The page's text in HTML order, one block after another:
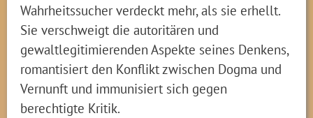
Wahrheitssucher verdeckt mehr, als sie erhellt.
Sie verschweigt die autoritären und
gewaltlegitimierenden Aspekte seines Denkens,
romantisiert den Konflikt zwischen Dogma und
Vernunft und immunisiert sich gegen
berechtigte Kritik.